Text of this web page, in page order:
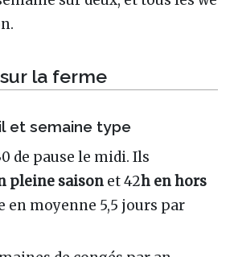
la ferme
et semaine type
de pause le midi. Ils
pleine saison et 42h en hors
en moyenne 5,5 jours par